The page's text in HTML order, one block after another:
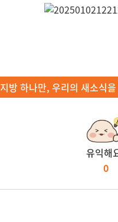
지방 하나만, 우리의 새소식
유익해
0